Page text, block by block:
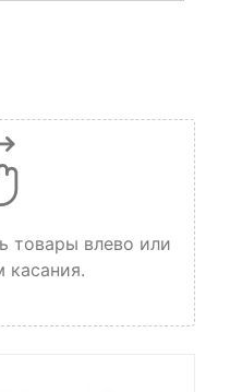
товары влево или
касания.